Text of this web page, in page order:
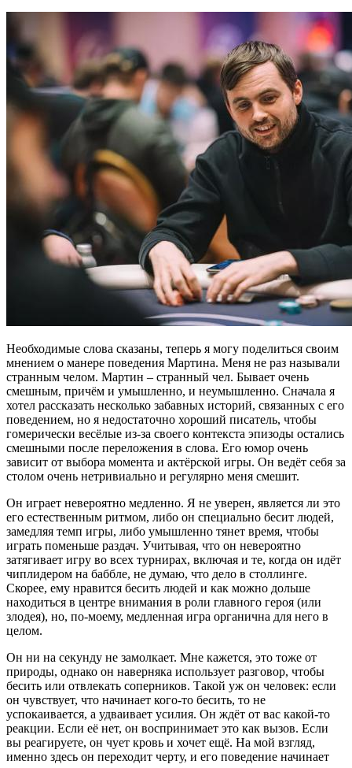
Необходимые слова сказаны, теперь я могу поделиться своим
мнением о манере поведения Мартина. Меня не раз называли
странным челом. Мартин – странный чел. Бывает очень
смешным, причём и умышленно, и неумышленно. Сначала я
хотел рассказать несколько забавных историй, связанных с его
поведением, но я недостаточно хороший писатель, чтобы
гомерически весёлые из-за своего контекста эпизоды остались
смешными после переложения в слова. Его юмор очень
зависит от выбора момента и актёрской игры. Он ведёт себя за
столом очень нетривиально и регулярно меня смешит.
Он играет невероятно медленно. Я не уверен, является ли это
его естественным ритмом, либо он специально бесит людей,
замедляя темп игры, либо умышленно тянет время, чтобы
играть поменьше раздач. Учитывая, что он невероятно
затягивает игру во всех турнирах, включая и те, когда он идёт
чиплидером на баббле, не думаю, что дело в столлинге.
Скорее, ему нравится бесить людей и как можно дольше
находиться в центре внимания в роли главного героя (или
злодея), но, по-моему, медленная игра органична для него в
целом.
Он ни на секунду не замолкает. Мне кажется, это тоже от
природы, однако он наверняка использует разговор, чтобы
бесить или отвлекать соперников. Такой уж он человек: если
он чувствует, что начинает кого-то бесить, то не
успокаивается, а удваивает усилия. Он ждёт от вас какой-то
реакции. Если её нет, он воспринимает это как вызов. Если
вы реагируете, он чует кровь и хочет ещё. На мой взгляд,
именно здесь он переходит черту, и его поведение начинает